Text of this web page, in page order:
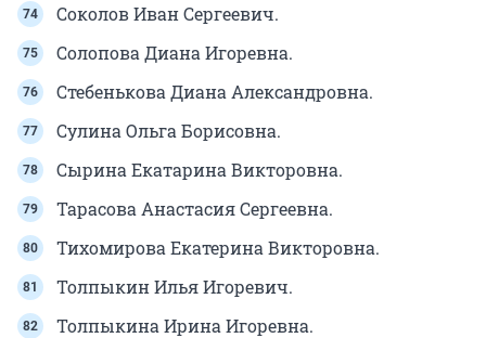
Соколов Иван Сергеевич.
Солопова Диана Игоревна.
Стебенькова Диана Александровна.
Сулина Ольга Борисовна.
Сырина Екатарина Викторовна.
Тарасова Анастасия Сергеевна.
Тихомирова Екатерина Викторовна.
Толпыкин Илья Игоревич.
Толпыкина Ирина Игоревна.